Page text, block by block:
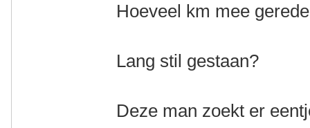
Hoeveel km mee
Lang stil gestaan?
Deze man zoekt er